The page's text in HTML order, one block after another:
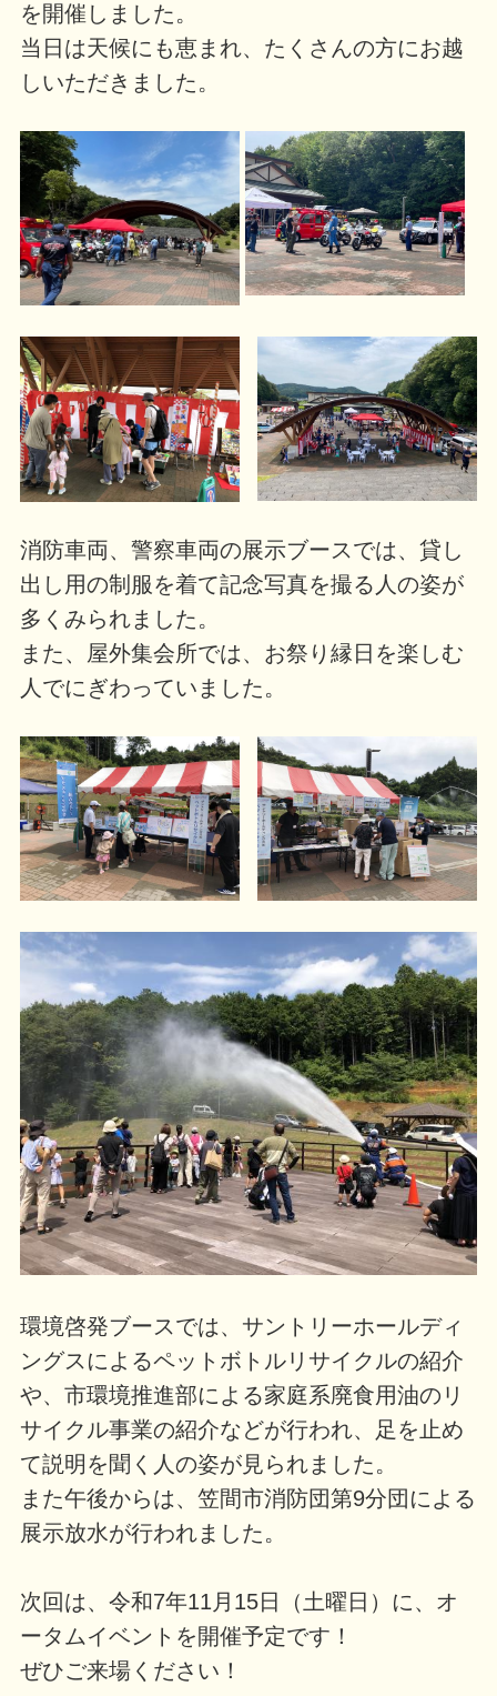
を開催しました。
当日は天候にも恵まれ、たくさんの方にお越
しいただきました。
消防車両、警察車両の展示ブースでは、貸し
出し用の制服を着て記念写真を撮る人の姿が
多くみられました。
また、屋外集会所では、お祭り縁日を楽しむ
人でにぎわっていました。
環境啓発ブースでは、サントリーホールディ
ングスによるペットボトルリサイクルの紹介
や、市環境推進部による家庭系廃食用油のリ
サイクル事業の紹介などが行われ、足を止め
て説明を聞く人の姿が見られました。
また午後からは、笠間市消防団第9分団による
展示放水が行われました。
次回は、令和7年11月15日（土曜日）に、オ
ータムイベントを開催予定です！
ぜひご来場ください！